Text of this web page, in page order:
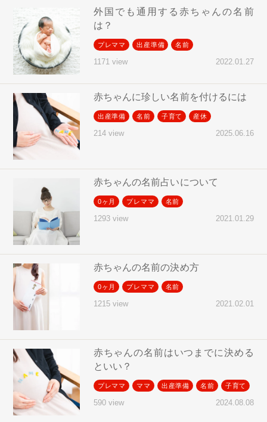
外国でも通用する赤ちゃんの名前
は？
プレママ 出産準備 名前
1171 view 2022.01.27
赤ちゃんに珍しい名前を付けるには
出産準備 名前 子育て 産休
214 view 2025.06.16
赤ちゃんの名前占いについて
0ヶ月 プレママ 名前
1293 view 2021.01.29
赤ちゃんの名前の決め方
0ヶ月 プレママ 名前
1215 view 2021.02.01
赤ちゃんの名前はいつまでに決める
といい？
プレママ ママ 出産準備 名前 子育て
590 view 2024.08.08